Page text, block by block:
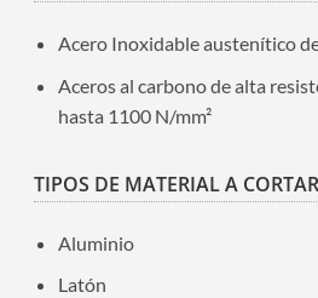
Acero Inoxidable austenítico
Aceros al carbono de alta
hasta 1100 N/mm²
TIPOS DE MATERIAL A CORTAR
Aluminio
Latón